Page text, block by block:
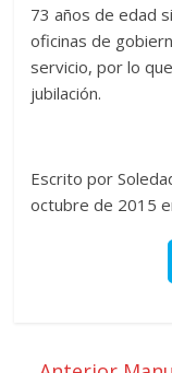
73 años de edad
oficinas de
servicio, por lo
jubilación.
Escrito por
octubre de 2015